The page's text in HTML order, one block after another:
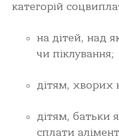
категорій
на дітей, над
чи піклування;
дітям, хворих
дітям, батьки
сплати